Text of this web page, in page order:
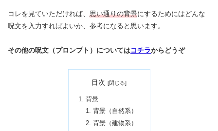
コレを見ていただければ、 思い通りの背景にするためにはどんな
呪文を入力すればよいか、参考になると思います。
その他の呪文（プロンプト）についてはコチラからどうぞ
目次
背景
背景（自然系）
背景（建物系）